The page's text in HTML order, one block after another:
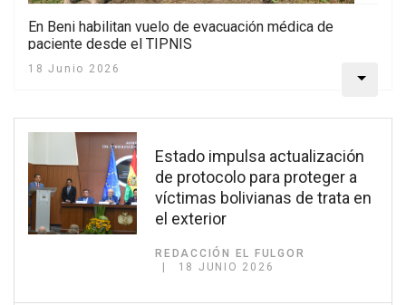
En Beni habilitan vuelo de evacuación médica de
paciente desde el TIPNIS
18 Junio 2026
Estado impulsa actualización
de protocolo para proteger a
víctimas bolivianas de trata en
el exterior
REDACCIÓN EL FULGOR
18 JUNIO 2026